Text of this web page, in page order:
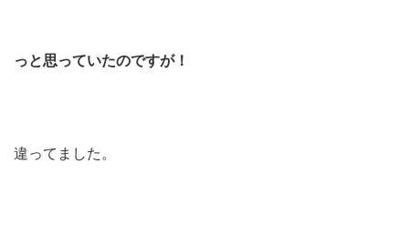
っと思っていたのですが！
違ってました。